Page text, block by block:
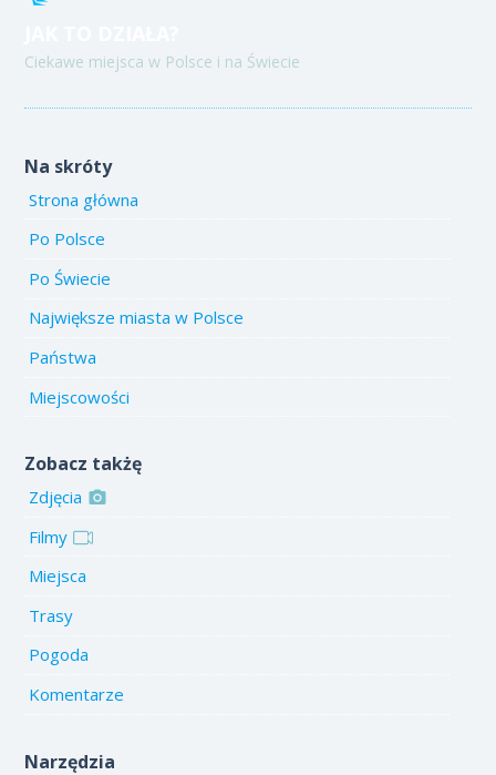
Ciekawe miejsca w Polsce i na Świecie
Na skróty
Strona główna
Po Polsce
Po Świecie
Największe miasta w Polsce
Państwa
Miejscowości
Zobacz takżę
Zdjęcia
Filmy
Miejsca
Trasy
Pogoda
Komentarze
Narzędzia